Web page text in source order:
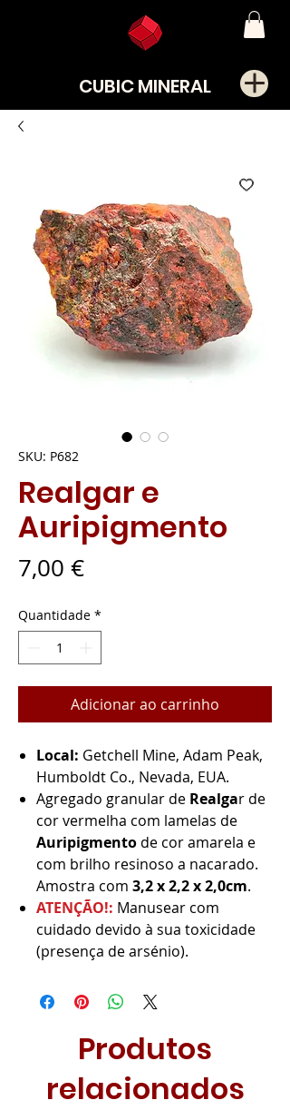
CUBIC MINERAL
SKU: P682
Realgar e
Auripigmento
7,00 €Preço
Quantidade *
Adicionar ao carrinho
Local: Getchell Mine, Adam Peak,
Humboldt Co., Nevada, EUA.
Agregado granular de Realgar de
cor vermelha com lamelas de
Auripigmento de cor amarela e
com brilho resinoso a nacarado.
Amostra com 3,2 x 2,2 x 2,0cm.
ATENÇÃO!: Manusear com
cuidado devido à sua toxicidade
(presença de arsénio).
Produtos
relacionados